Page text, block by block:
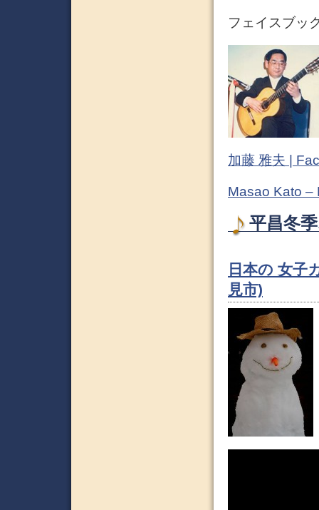
フェイスブッ
加藤 雅夫 |
Masao Kato –
平昌冬
日本の 女子
見市)